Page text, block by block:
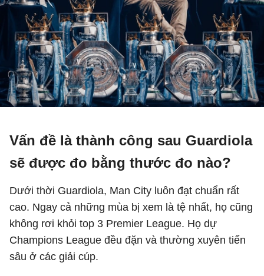
Vấn đề là thành công sau Guardiola
sẽ được đo bằng thước đo nào?
Dưới thời Guardiola, Man City luôn đạt chuẩn rất
cao. Ngay cả những mùa bị xem là tệ nhất, họ cũng
không rơi khỏi top 3 Premier League. Họ dự
Champions League đều đặn và thường xuyên tiến
sâu ở các giải cúp.